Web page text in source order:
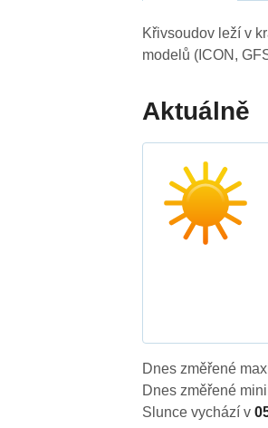
Křivsoudov leží v
modelů (ICON,
Aktuálně
Dnes změřené
Dnes změřené
Slunce vychází v